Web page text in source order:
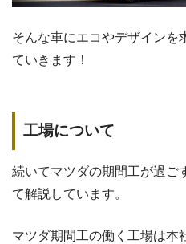
そんな車にエコやデザインを
ていきます！
工場について
続いてマツダの期間工が過ご
て解説しています。
マツダ期間工の働く工場は本